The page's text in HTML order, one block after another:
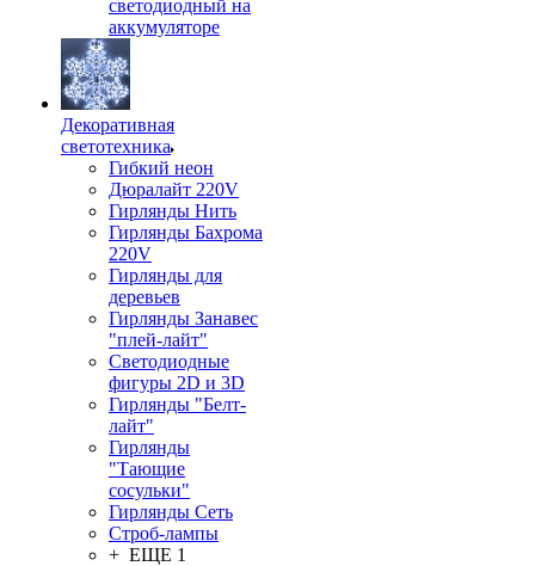
светодиодный на
аккумуляторе
Декоративная
светотехника
Гибкий неон
Дюралайт 220V
Гирлянды Нить
Гирлянды Бахрома
220V
Гирлянды для
деревьев
Гирлянды Занавес
"плей-лайт"
Светодиодные
фигуры 2D и 3D
Гирлянды "Белт-
лайт"
Гирлянды
"Тающие
сосульки"
Гирлянды Сеть
Строб-лампы
+ ЕЩЕ 1